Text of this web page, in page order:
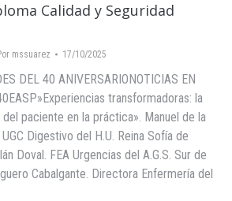
Calidad y Seguridad
mssuarez 17/10/2025
DEL 40 ANIVERSARIONOTICIAS EN
transformadoras: la
paciente en la práctica». Manuel de la
Digestivo del H.U. Reina Sofía de
Doval. FEA Urgencias del A.G.S. Sur de
Cabalgante. Directora Enfermería del